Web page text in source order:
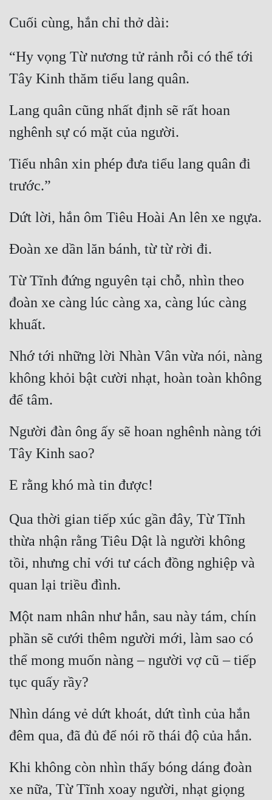
Cuối cùng, hắn chỉ thở dài:
“Hy vọng Từ nương tử rảnh rỗi có thể tới
Tây Kinh thăm tiểu lang quân.
Lang quân cũng nhất định sẽ rất hoan
nghênh sự có mặt của người.
Tiểu nhân xin phép đưa tiểu lang quân đi
trước.”
Dứt lời, hắn ôm Tiêu Hoài An lên xe ngựa.
Đoàn xe dần lăn bánh, từ từ rời đi.
Từ Tĩnh đứng nguyên tại chỗ, nhìn theo
đoàn xe càng lúc càng xa, càng lúc càng
khuất.
Nhớ tới những lời Nhàn Vân vừa nói, nàng
không khỏi bật cười nhạt, hoàn toàn không
để tâm.
Người đàn ông ấy sẽ hoan nghênh nàng tới
Tây Kinh sao?
E rằng khó mà tin được!
Qua thời gian tiếp xúc gần đây, Từ Tĩnh
thừa nhận rằng Tiêu Dật là người không
tồi, nhưng chỉ với tư cách đồng nghiệp và
quan lại triều đình.
Một nam nhân như hắn, sau này tám, chín
phần sẽ cưới thêm người mới, làm sao có
thể mong muốn nàng – người vợ cũ – tiếp
tục quấy rầy?
Nhìn dáng vẻ dứt khoát, dứt tình của hắn
đêm qua, đã đủ để nói rõ thái độ của hắn.
Khi không còn nhìn thấy bóng dáng đoàn
xe nữa, Từ Tĩnh xoay người, nhạt giọng